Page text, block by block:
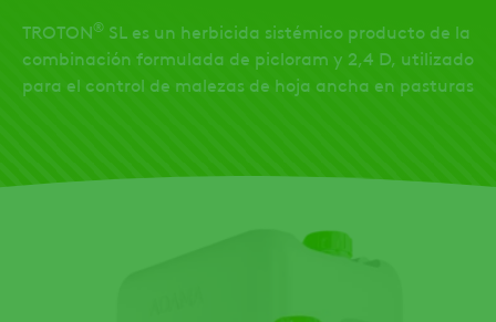
TROTON® SL es un herbicida sistémico producto de la
combinación formulada de picloram y 2,4 D, utilizado
para el control de malezas de hoja ancha en pasturas